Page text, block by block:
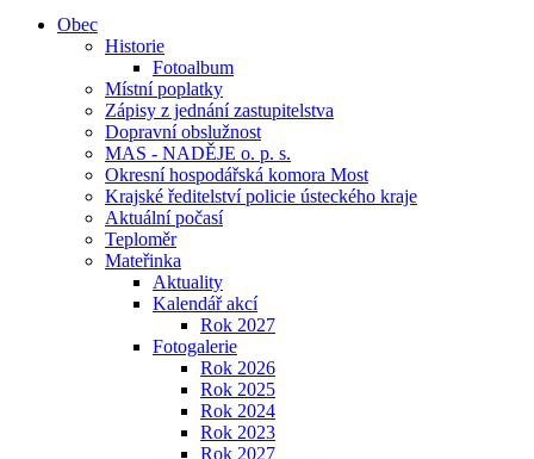
Obec
Historie
Fotoalbum
Místní poplatky
Zápisy z jednání zastupitelstva
Dopravní obslužnost
MAS - NADĚJE o. p. s.
Okresní hospodářská komora Most
Krajské ředitelství policie ústeckého kraje
Aktuální počasí
Teploměr
Mateřinka
Aktuality
Kalendář akcí
Rok 2027
Fotogalerie
Rok 2026
Rok 2025
Rok 2024
Rok 2023
Rok 2027